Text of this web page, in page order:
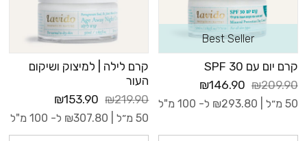
Best Seller
קרם יום עם 30 SPF
₪209.90
₪146.90
50 מ״ל | ₪293.80 ל- 100 מ"ל
קרם לילה | למיצוק ושיקום
העור
₪219.90
₪153.90
50 מ״ל | ₪307.80 ל- 100 מ"ל